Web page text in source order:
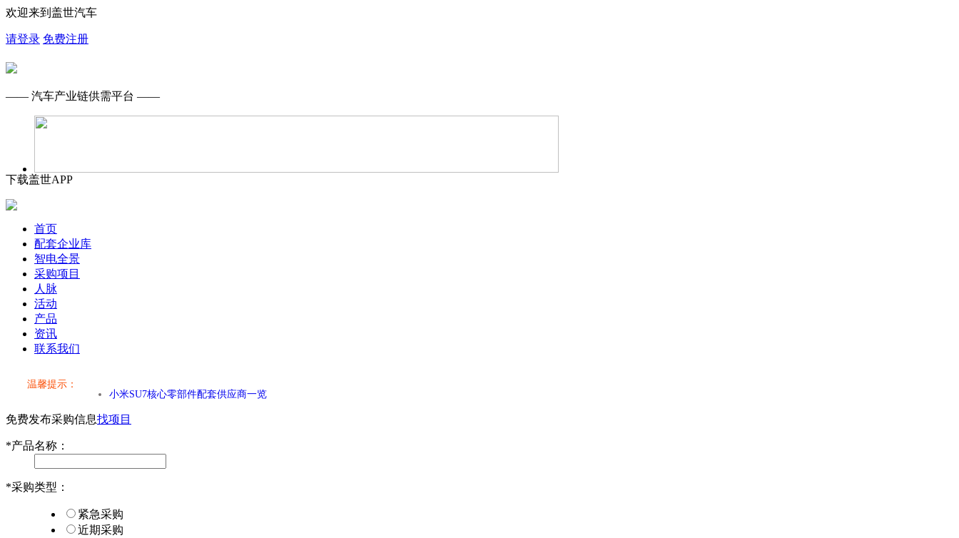
欢迎来到盖世汽车
请登录 免费注册
—— 汽车产业链供需平台 ——
下载盖世APP
首页
配套企业库
智电全景
采购项目
人脉
活动
产品
资讯
联系我们
温馨提示： 小米SU7核心零部件配套供应商一览
乐道L60核心零部件配套供应商一览
第二代 AION V核心零部件配套供应商一览
乐道L60核心零部件配套供应商一览
免费发布采购信息找项目
*产品名称：
*采购类型：
紧急采购
近期采购